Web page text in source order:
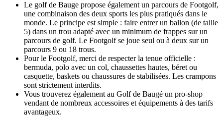
Le golf de Bauge propose également un parcours de Footgolf,
une combinaison des deux sports les plus pratiqués dans le
monde. Le principe est simple : faire entrer un ballon (de taille
5) dans un trou adapté avec un minimum de frappes sur un
parcours de golf. Le Footgolf se joue seul ou à deux sur un
parcours 9 ou 18 trous.
Pour le Footgolf, merci de respecter la tenue officielle :
bermuda, polo avec un col, chaussettes hautes, béret ou
casquette, baskets ou chaussures de stabilisées. Les crampons
sont strictement interdits.
Vous trouverez également au Golf de Baugé un pro-shop
vendant de nombreux accessoires et équipements à des tarifs
avantageux.